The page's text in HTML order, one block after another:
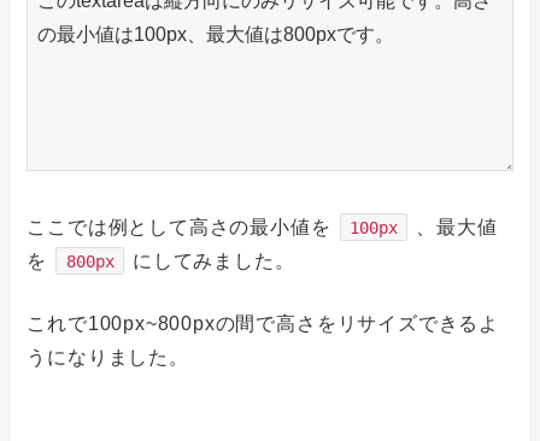
ここでは例として高さの最小値を 100px
、最大値
を
800px にしてみました。
これで100px~800pxの間で高さをリサイズできるよ
うになりました。